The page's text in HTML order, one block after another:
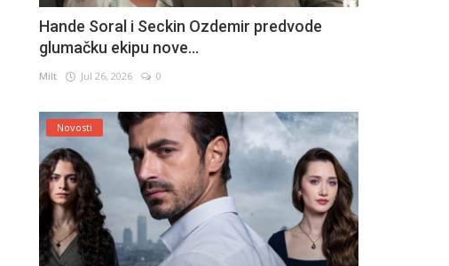
Hande Soral i Seckin Ozdemir predvode
glumačku ekipu nove...
Milt Jul 26, 2026 0
Novosti